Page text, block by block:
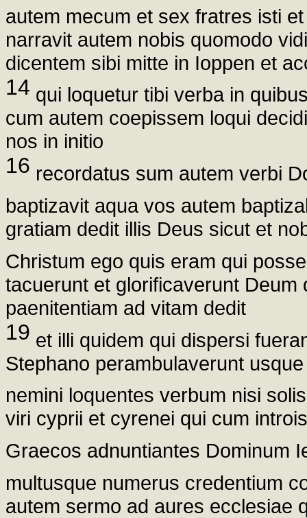
autem mecum et sex fratres isti
narravit autem nobis quomodo
dicentem sibi mitte in Ioppen et
14 qui loquetur tibi verba in
cum autem coepissem loqui
nos in initio
16 recordatus sum autem verbi
baptizavit aqua vos autem
gratiam dedit illis Deus sicut et
Christum ego quis eram qui
tacuerunt et glorificaverunt
paenitentiam ad vitam dedit
19 et illi quidem qui dispersi
Stephano perambulaverunt
nemini loquentes verbum nisi
viri cyprii et cyrenei qui cum
Graecos adnuntiantes Dominum
multusque numerus credentium
autem sermo ad aures ecclesiae